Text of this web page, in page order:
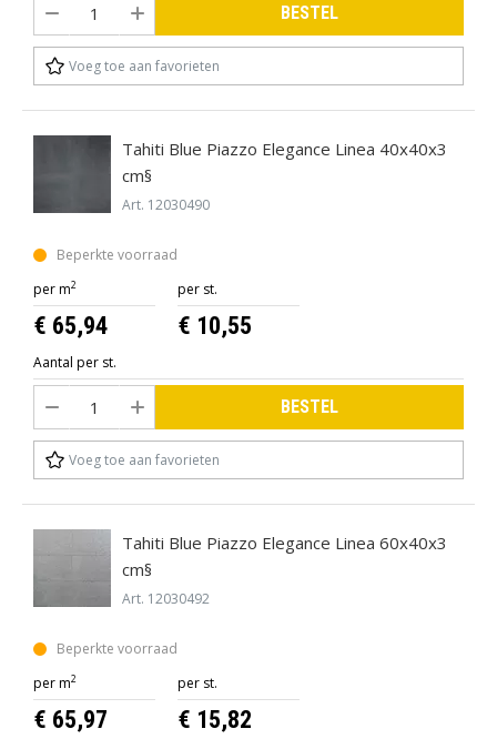
BESTEL
Voeg toe aan favorieten
Tahiti Blue Piazzo Elegance Linea 40x40x3
cm§
Art. 12030490
Beperkte voorraad
per m2
€ 65,94
per st.
€ 10,55
Aantal per st.
BESTEL
Voeg toe aan favorieten
Tahiti Blue Piazzo Elegance Linea 60x40x3
cm§
Art. 12030492
Beperkte voorraad
per m2
€ 65,97
per st.
€ 15,82